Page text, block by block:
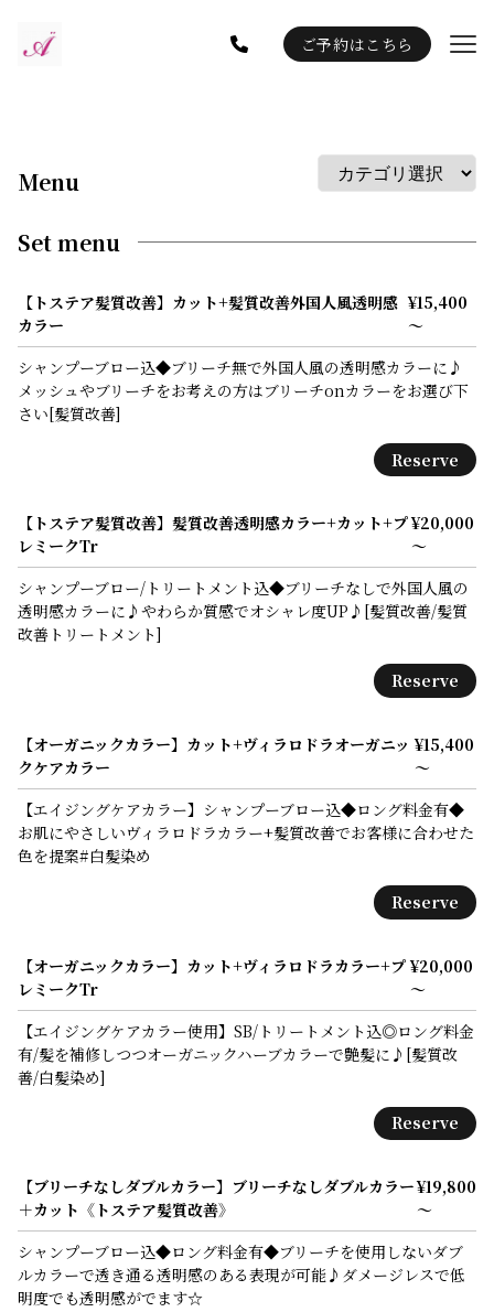
ご予約はこちら
Gallery
Menu
Set menu
【トステア髪質改善】カット+髪質改善外国人風透明感
カラー
¥15,400
～
シャンプーブロー込◆ブリーチ無で外国人風の透明感カラーに♪
メッシュやブリーチをお考えの方はブリーチonカラーをお選び下
さい[髪質改善]
Reserve
【トステア髪質改善】髪質改善透明感カラー+カット+プ
レミークTr
¥20,000
～
シャンプーブロー/トリートメント込◆ブリーチなしで外国人風の
透明感カラーに♪やわらか質感でオシャレ度UP♪[髪質改善/髪質
改善トリートメント]
Reserve
【オーガニックカラー】カット+ヴィラロドラオーガニッ
クケアカラー
¥15,400
～
【エイジングケアカラー】シャンプーブロー込◆ロング料金有◆
お肌にやさしいヴィラロドラカラー+髪質改善でお客様に合わせた
色を提案#白髪染め
Reserve
【オーガニックカラー】カット+ヴィラロドラカラー+プ
レミークTr
¥20,000
～
【エイジングケアカラー使用】SB/トリートメント込◎ロング料金
有/髪を補修しつつオーガニックハーブカラーで艶髪に♪[髪質改
善/白髪染め]
Reserve
【ブリーチなしダブルカラー】ブリーチなしダブルカラー
＋カット《トステア髪質改善》
¥19,800
～
シャンプーブロー込◆ロング料金有◆ブリーチを使用しないダブ
ルカラーで透き通る透明感のある表現が可能♪ダメージレスで低
明度でも透明感がでます☆